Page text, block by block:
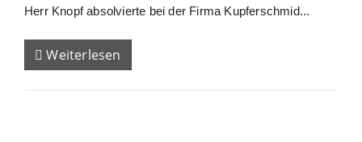
Herr Knopf absolvierte bei der Firma Kupferschmid...
Weiterlesen